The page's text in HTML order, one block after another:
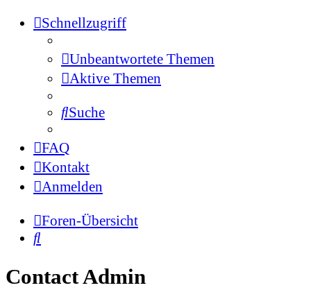
Schnellzugriff
Unbeantwortete Themen
Aktive Themen
Suche
FAQ
Kontakt
Anmelden
Foren-Übersicht
Contact Admin